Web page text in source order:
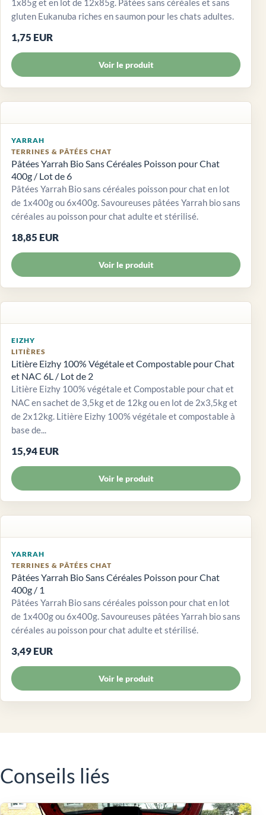
1x85g et en lot de 12x85g. Pâtées sans céréales et sans
gluten Eukanuba riches en saumon pour les chats adultes.
1,75 EUR
Voir le produit
YARRAH
TERRINES & PÂTÉES CHAT
Pâtées Yarrah Bio Sans Céréales Poisson pour Chat
400g / Lot de 6
Pâtées Yarrah Bio sans céréales poisson pour chat en lot
de 1x400g ou 6x400g. Savoureuses pâtées Yarrah bio sans
céréales au poisson pour chat adulte et stérilisé.
18,85 EUR
Voir le produit
EIZHY
LITIÈRES
Litière Eizhy 100% Végétale et Compostable pour Chat
et NAC 6L / Lot de 2
Litière Eizhy 100% végétale et Compostable pour chat et
NAC en sachet de 3,5kg et de 12kg ou en lot de 2x3,5kg et
de 2x12kg. Litière Eizhy 100% végétale et compostable à
base de...
15,94 EUR
Voir le produit
YARRAH
TERRINES & PÂTÉES CHAT
Pâtées Yarrah Bio Sans Céréales Poisson pour Chat
400g / 1
Pâtées Yarrah Bio sans céréales poisson pour chat en lot
de 1x400g ou 6x400g. Savoureuses pâtées Yarrah bio sans
céréales au poisson pour chat adulte et stérilisé.
3,49 EUR
Voir le produit
Conseils liés